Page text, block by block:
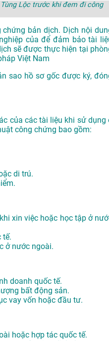
Lộc trước khi đem đi công
bản dịch. Dịch nội
của để đảm bảo tài
sẽ được thực hiện tại
Việt Nam
sao hồ sơ gốc được ký,
của các tài liệu khi sử dụng
công chứng bao gồm:
di trú.
xin việc hoặc học tập ở
tế.
ở nước ngoài.
doanh quốc tế.
bất động sản.
vay vốn hoặc đầu tư.
hoặc hợp tác quốc tế.